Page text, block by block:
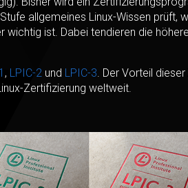
allgemeines Linux-Wissen prüft,
ist. Dabei tendieren die
, LPIC-2 und LPIC-3 . Der Vorteil
Zertifizierung weltweit.